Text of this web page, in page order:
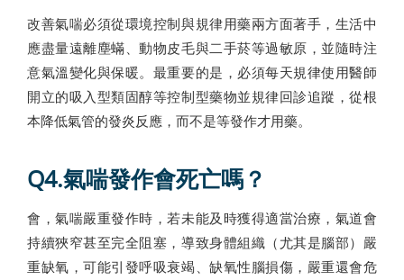
改善氣喘必須從環境控制與規律用藥兩方面著手，生活中
應盡量遠離塵蟎、動物皮毛與二手菸等過敏原，並隨時注
意氣溫變化與保暖。最重要的是，必須每天規律使用醫師
開立的吸入型類固醇等控制型藥物並規律回診追蹤，從根
本降低氣管的發炎反應，而不是等發作才用藥。
Q4.氣喘發作會死亡嗎？
會，氣喘嚴重發作時，若未能及時獲得適當治療，氣道會
持續狹窄甚至完全阻塞，導致身體組織（尤其是腦部）嚴
重缺氧，可能引發呼吸衰竭、缺氧性腦損傷，嚴重還會危